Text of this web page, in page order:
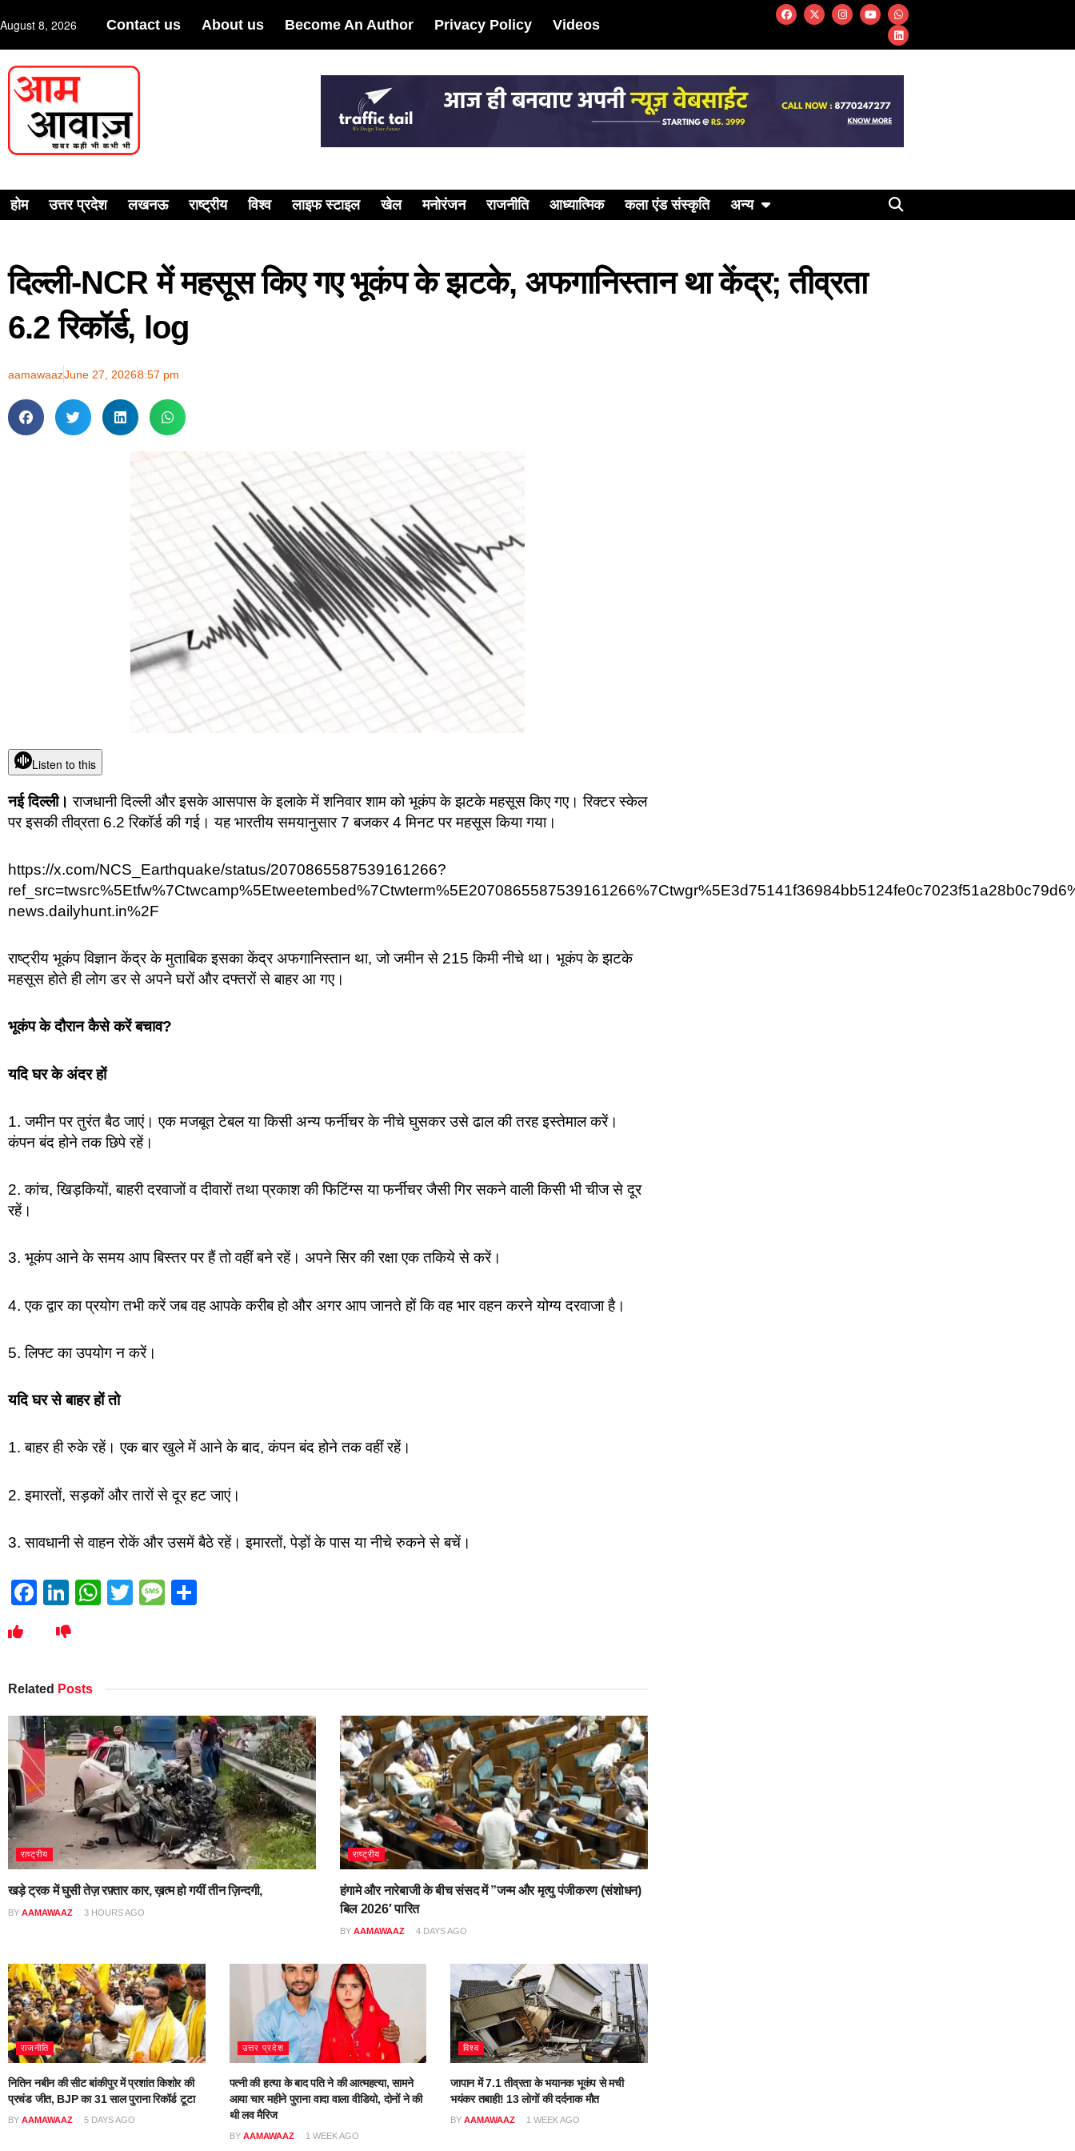
August 8, 2026 Contact us About us Become An Author Privacy Policy Videos
होम उत्तर प्रदेश लखनऊ राष्ट्रीय विश्व लाइफ स्टाइल खेल मनोरंजन राजनीति आध्यात्मिक कला एंड संस्कृति अन्य
दिल्ली-NCR में महसूस किए गए भूकंप के झटके, अफगानिस्तान था केंद्र; तीव्रता
6.2 रिकॉर्ड, log
aamawaazJune 27, 20268:57 pm
Listen to this
नई दिल्ली। राजधानी दिल्ली और इसके आसपास के इलाके में शनिवार शाम को भूकंप के झटके महसूस किए गए। रिक्टर स्केल
पर इसकी तीव्रता 6.2 रिकॉर्ड की गई। यह भारतीय समयानुसार 7 बजकर 4 मिनट पर महसूस किया गया।
https://x.com/NCS_Earthquake/status/2070865587539161266?
news.dailyhunt.in%2F
राष्ट्रीय भूकंप विज्ञान केंद्र के मुताबिक इसका केंद्र अफगानिस्तान था, जो जमीन से 215 किमी नीचे था। भूकंप के झटके
महसूस होते ही लोग डर से अपने घरों और दफ्तरों से बाहर आ गए।
भूकंप के दौरान कैसे करें बचाव?
यदि घर के अंदर हों
1. जमीन पर तुरंत बैठ जाएं। एक मजबूत टेबल या किसी अन्य फर्नीचर के नीचे घुसकर उसे ढाल की तरह इस्तेमाल करें।
कंपन बंद होने तक छिपे रहें।
2. कांच, खिड़कियों, बाहरी दरवाजों व दीवारों तथा प्रकाश की फिटिंग्स या फर्नीचर जैसी गिर सकने वाली किसी भी चीज से दूर
रहें।
3. भूकंप आने के समय आप बिस्तर पर हैं तो वहीं बने रहें। अपने सिर की रक्षा एक तकिये से करें।
4. एक द्वार का प्रयोग तभी करें जब वह आपके करीब हो और अगर आप जानते हों कि वह भार वहन करने योग्य दरवाजा है।
5. लिफ्ट का उपयोग न करें।
यदि घर से बाहर हों तो
1. बाहर ही रुके रहें। एक बार खुले में आने के बाद, कंपन बंद होने तक वहीं रहें।
2. इमारतों, सड़कों और तारों से दूर हट जाएं।
3. सावधानी से वाहन रोकें और उसमें बैठे रहें। इमारतों, पेड़ों के पास या नीचे रुकने से बचें।
Facebook
LinkedIn
WhatsApp
TwitterMessage
Related Posts
राष्ट्रीय
खड़े ट्रक में घुसी तेज़ रफ़्तार कार, ख़त्म हो गयीं तीन ज़िन्दगी,
BY AAMAWAAZ 3 HOURS AGO
राष्ट्रीय
हंगामे और नारेबाजी के बीच संसद में ”जन्म और मृत्यु पंजीकरण (संशोधन)
बिल 2026′ पारित
BY AAMAWAAZ 4 DAYS AGO
राजनीति
नितिन नबीन की सीट बांकीपुर में प्रशांत किशोर की
प्रचंड जीत, BJP का 31 साल पुराना रिकॉर्ड टूटा
BY AAMAWAAZ 5 DAYS AGO
उत्तर प्रदेश
पत्नी की हत्या के बाद पति ने की आत्महत्या, सामने
आया चार महीने पुराना वादा वाला वीडियो, दोनों ने की
थी लव मैरिज
BY AAMAWAAZ 1 WEEK AGO
विश्व
जापान में 7.1 तीव्रता के भयानक भूकंप से मची
भयंकर तबाही! 13 लोगों की दर्दनाक मौत
BY AAMAWAAZ 1 WEEK AGO